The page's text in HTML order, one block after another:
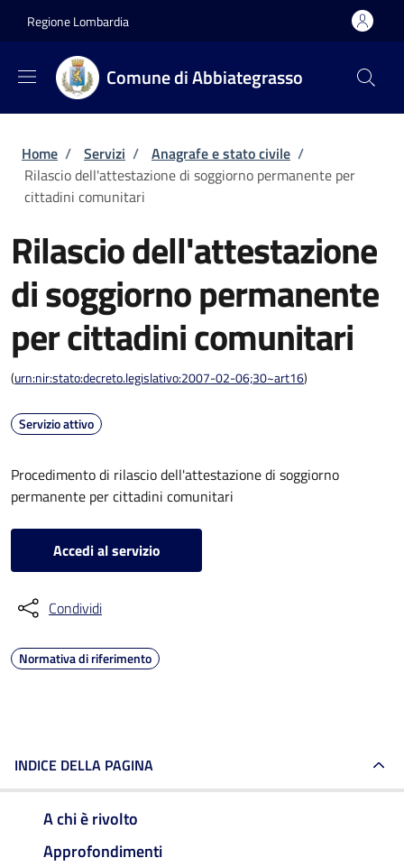
Regione Lombardia
Comune di Abbiategrasso
Briciole di pane
Home / Servizi / Anagrafe e stato civile /
Rilascio dell'attestazione di soggiorno permanente per
cittadini comunitari
Rilascio dell'attestazione
di soggiorno permanente
per cittadini comunitari
(urn:nir:stato:decreto.legislativo:2007-02-06;30~art16)
Servizio attivo
Procedimento di rilascio dell'attestazione di soggiorno
permanente per cittadini comunitari
Accedi al servizio
Condividi
Normativa di riferimento
INDICE DELLA PAGINA
A chi è rivolto
Approfondimenti